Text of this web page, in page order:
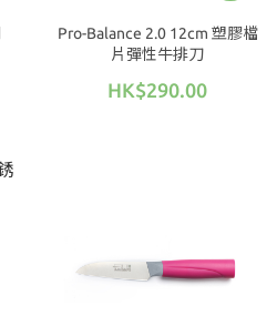
Pro-Balance 2.0 12cm 塑膠檔
片彈性牛排刀
HK$290.00